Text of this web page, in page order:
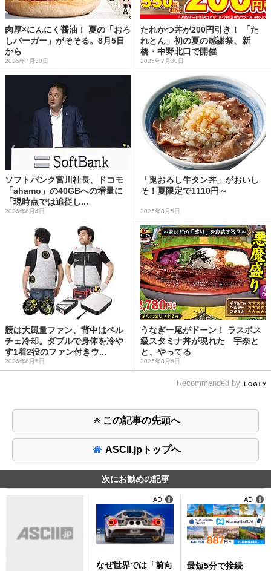
肉厚×にんにく醤油！ 夏の「おろ
しバーガー」がそそる。8月5日
から
2026年7月30日
たれかつ丼が200円引き！ 「た
れとん」初の夏の感謝祭、新
橋・中野北口で開催
2026年7月30日
ソフトバンク宮川社長、ドコモ
「ahamo」の40GBへの増量に
「現時点では追従し...
2026年8月4日
「鬼おろし牛タン丼」がおいし
そ！夏限定で1110円～
2026年8月5日
腰は大風量ファン、背中はペル
チェ冷却。ダブルで身体を冷や
す1着2役のファン付きウ...
2026年8月5日
うなぎ一尾がドーン！ ラスボス
級スタミナ丼が現れた 宇奈と
と、やってる
2026年8月6日
Recommended by
この記事の先頭へ
ASCII.jpトップへ
次にお勧めの記事
なぜ世界では「前向
AD
最短5分で接続
AD